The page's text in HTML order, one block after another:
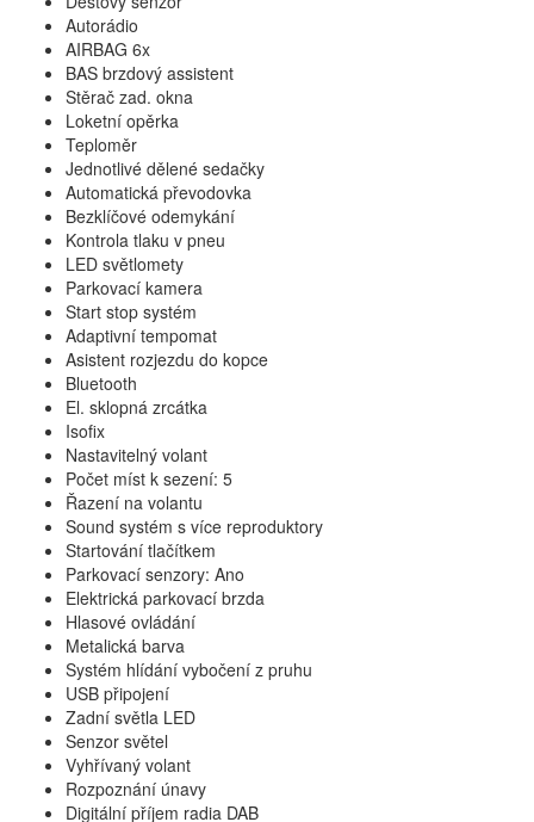
Autorádio
AIRBAG 6x
BAS brzdový assistent
Stěrač zad. okna
Loketní opěrka
Teploměr
Jednotlivé dělené sedačky
Automatická převodovka
Bezklíčové odemykání
Kontrola tlaku v pneu
LED světlomety
Parkovací kamera
Start stop systém
Adaptivní tempomat
Asistent rozjezdu do kopce
Bluetooth
El. sklopná zrcátka
Isofix
Nastavitelný volant
Počet míst k sezení: 5
Řazení na volantu
Sound systém s více reproduktory
Startování tlačítkem
Parkovací senzory: Ano
Elektrická parkovací brzda
Hlasové ovládání
Metalická barva
Systém hlídání vybočení z pruhu
USB připojení
Zadní světla LED
Senzor světel
Vyhřívaný volant
Rozpoznání únavy
Digitální příjem radia DAB